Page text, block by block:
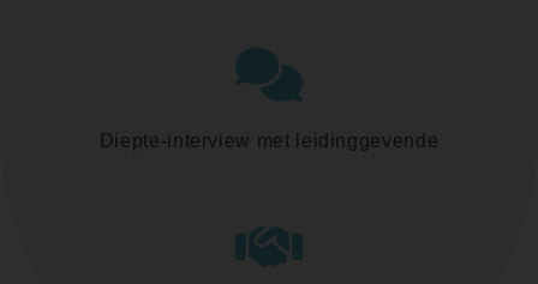
Diepte-interview met leidinggevende